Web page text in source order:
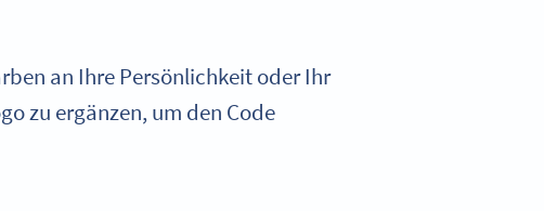
an Ihre Persönlichkeit oder Ihr
zu ergänzen, um den Code